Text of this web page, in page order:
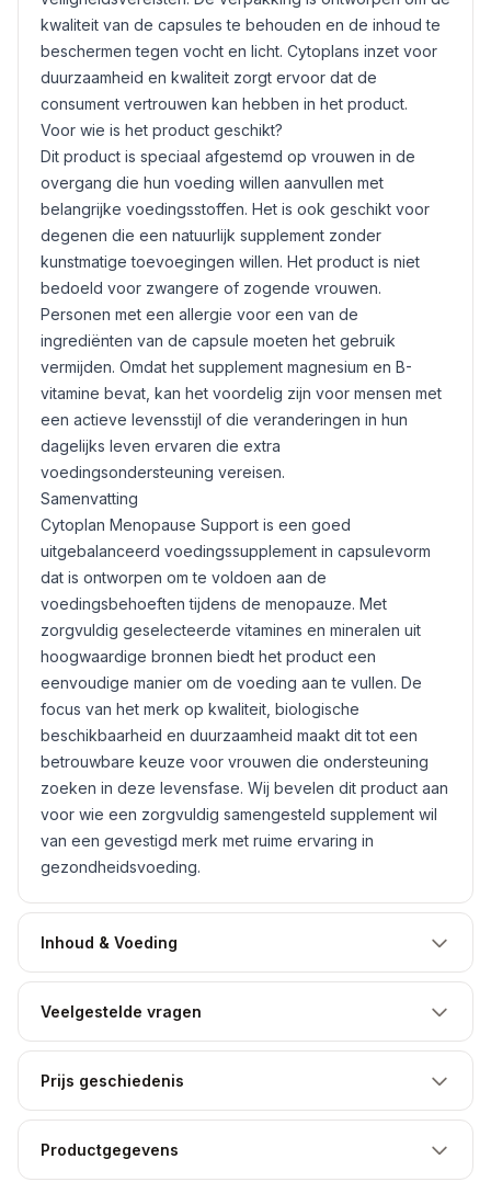
kwaliteit van de capsules te behouden en de inhoud te
beschermen tegen vocht en licht. Cytoplans inzet voor
duurzaamheid en kwaliteit zorgt ervoor dat de
consument vertrouwen kan hebben in het product.
Voor wie is het product geschikt?
Dit product is speciaal afgestemd op vrouwen in de
overgang die hun voeding willen aanvullen met
belangrijke voedingsstoffen. Het is ook geschikt voor
degenen die een natuurlijk supplement zonder
kunstmatige toevoegingen willen. Het product is niet
bedoeld voor zwangere of zogende vrouwen.
Personen met een allergie voor een van de
ingrediënten van de capsule moeten het gebruik
vermijden. Omdat het supplement magnesium en B-
vitamine bevat, kan het voordelig zijn voor mensen met
een actieve levensstijl of die veranderingen in hun
dagelijks leven ervaren die extra
voedingsondersteuning vereisen.
Samenvatting
Cytoplan Menopause Support is een goed
uitgebalanceerd voedingssupplement in capsulevorm
dat is ontworpen om te voldoen aan de
voedingsbehoeften tijdens de menopauze. Met
zorgvuldig geselecteerde vitamines en mineralen uit
hoogwaardige bronnen biedt het product een
eenvoudige manier om de voeding aan te vullen. De
focus van het merk op kwaliteit, biologische
beschikbaarheid en duurzaamheid maakt dit tot een
betrouwbare keuze voor vrouwen die ondersteuning
zoeken in deze levensfase. Wij bevelen dit product aan
voor wie een zorgvuldig samengesteld supplement wil
van een gevestigd merk met ruime ervaring in
gezondheidsvoeding.
Inhoud & Voeding
Veelgestelde vragen
Prijs geschiedenis
Productgegevens